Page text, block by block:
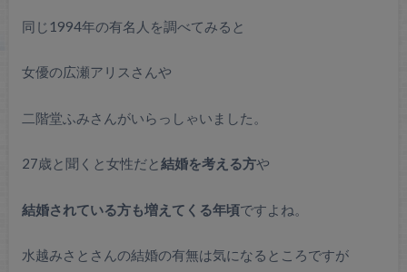
同じ1994年の有名人を調べてみると
女優の広瀬アリスさんや
二階堂ふみさんがいらっしゃいました。
27歳と聞くと女性だと結婚を考える方や
結婚されている方も増えてくる年頃ですよね。
水越みさとさんの結婚の有無は気になるところですが